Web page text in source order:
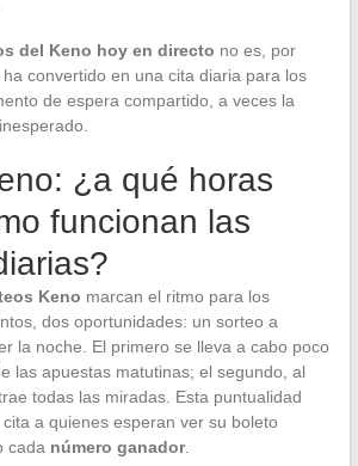
del Keno hoy en directo no es, por
convertido en una cita diaria para los
de espera compartido, a veces la
¿a qué horas
funcionan las
Keno marcan el ritmo para los
dos oportunidades: un sorteo a
la noche. El primero se lleva a cabo poco
las apuestas matutinas; el segundo, al
todas las miradas. Esta puntualidad
a quienes esperan ver su boleto
cada número ganador.